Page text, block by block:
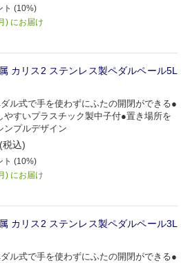
ト (10%)
) にお届け
カリス2 ステンレス製ペダルペール5L
ル式で手を使わずにふたの開閉ができる●
やすいプラスチック製中子付●置き場所を
ンプルデザイン
税込)
ト (10%)
) にお届け
カリス2 ステンレス製ペダルペール3L
ル式で手を使わずにふたの開閉ができる●